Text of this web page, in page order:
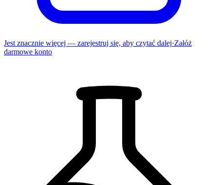
Jest znacznie więcej — zarejestruj się, aby czytać dalej·Załóż
darmowe konto